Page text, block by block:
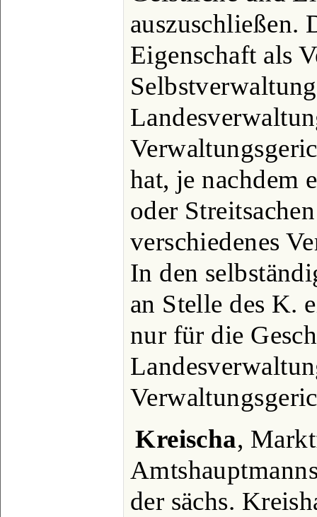
auszuschließen.
Eigenschaft als
hat, je nachdem
oder
verschiedenes
In den
an Stelle des K.
nur für die
Kreischa,
der sächs.